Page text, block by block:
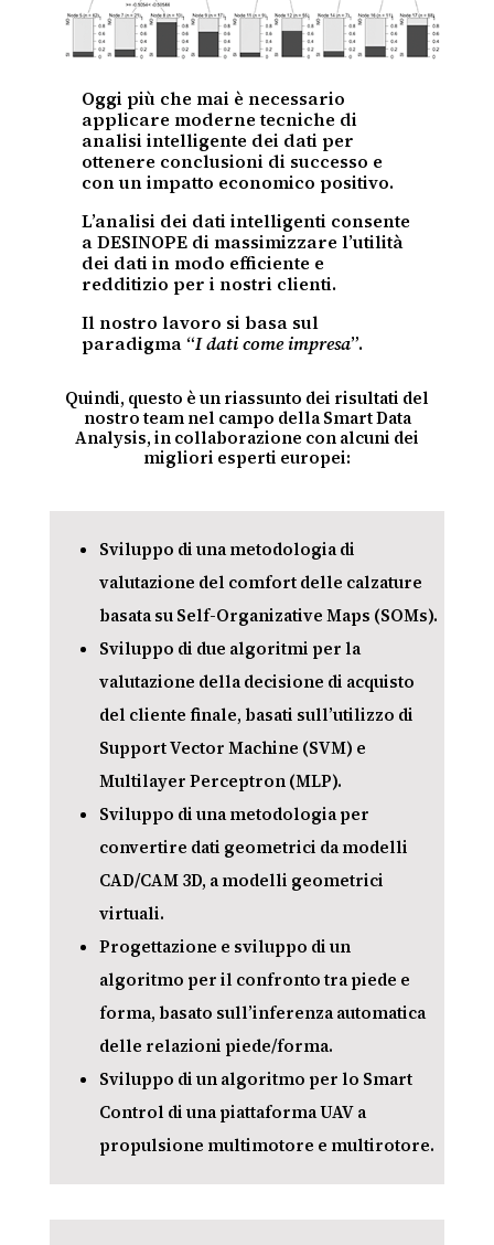
Oggi più che mai è necessario
applicare moderne tecniche di
analisi intelligente dei dati per
ottenere conclusioni di successo e
con un impatto economico positivo.
L’analisi dei dati intelligenti consente
a DESINOPE di massimizzare l’utilità
dei dati in modo efficiente e
redditizio per i nostri clienti.
Il nostro lavoro si basa sul
paradigma “I dati come impresa”.
Quindi, questo è un riassunto dei risultati del
nostro team nel campo della Smart Data
Analysis, in collaborazione con alcuni dei
migliori esperti europei:
Sviluppo di una metodologia di
valutazione del comfort delle calzature
basata su Self-Organizative Maps (SOMs).
Sviluppo di due algoritmi per la
valutazione della decisione di acquisto
del cliente finale, basati sull’utilizzo di
Support Vector Machine (SVM) e
Multilayer Perceptron (MLP).
Sviluppo di una metodologia per
convertire dati geometrici da modelli
CAD/CAM 3D, a modelli geometrici
virtuali.
Progettazione e sviluppo di un
algoritmo per il confronto tra piede e
forma, basato sull’inferenza automatica
delle relazioni piede/forma.
Sviluppo di un algoritmo per lo Smart
Control di una piattaforma UAV a
propulsione multimotore e multirotore.